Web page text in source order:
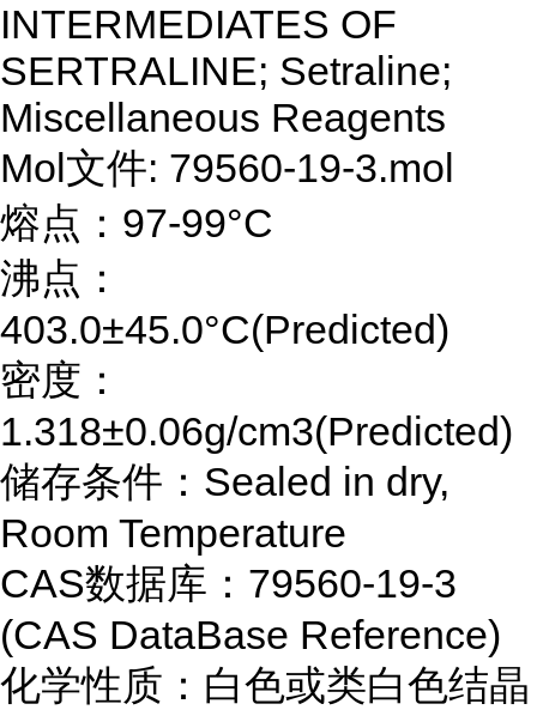
INTERMEDIATES OF
SERTRALINE; Setraline;
Miscellaneous Reagents
Mol文件: 79560-19-3.mol
熔点：97-99°C
沸点：
403.0±45.0°C(Predicted)
密度：
1.318±0.06g/cm3(Predicted)
储存条件：Sealed in dry,
Room Temperature
CAS数据库：79560-19-3
(CAS DataBase Reference)
化学性质：白色或类白色结晶